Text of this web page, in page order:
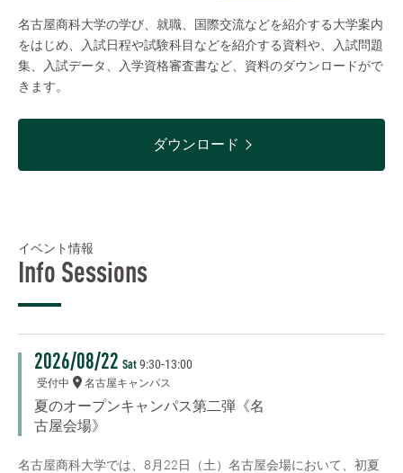
名古屋商科大学の学び、就職、国際交流などを紹介する大学案内
をはじめ、入試日程や試験科目などを紹介する資料や、入試問題
集、入試データ、入学資格審査書など、資料のダウンロードがで
きます。
ダウンロード
イベント情報
Info Sessions
2026/08/22 Sat 9:30-13:00
受付中 名古屋キャンパス
夏のオープンキャンパス第二弾《名
古屋会場》
名古屋商科大学では、8月22日（土）名古屋会場において、初夏